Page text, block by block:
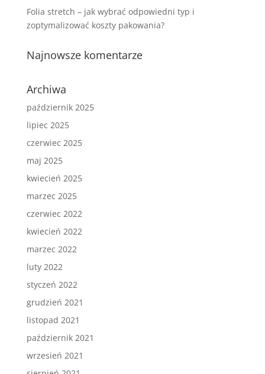
Folia stretch – jak wybrać odpowiedni typ i
zoptymalizować koszty pakowania?
Najnowsze komentarze
Archiwa
październik 2025
lipiec 2025
czerwiec 2025
maj 2025
kwiecień 2025
marzec 2025
czerwiec 2022
kwiecień 2022
marzec 2022
luty 2022
styczeń 2022
grudzień 2021
listopad 2021
październik 2021
wrzesień 2021